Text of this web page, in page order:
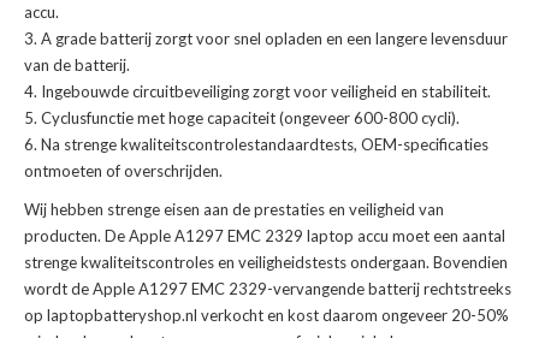
accu.
A grade batterij zorgt voor snel opladen en een langere levensduur
van de batterij.
Ingebouwde circuitbeveiliging zorgt voor veiligheid en stabiliteit.
Cyclusfunctie met hoge capaciteit (ongeveer 600-800 cycli).
Na strenge kwaliteitscontrolestandaardtests, OEM-specificaties
ontmoeten of overschrijden.
Wij hebben strenge eisen aan de prestaties en veiligheid van
producten. DeApple A1297 EMC 2329 laptop accu moet een aantal
strenge kwaliteitscontroles en veiligheidstests ondergaan. Bovendien
wordt deApple A1297 EMC 2329-vervangende batterijrechtstreeks
op laptopbatteryshop.nl verkocht en kost daarom ongeveer 20-50%